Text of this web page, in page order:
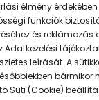
élmény
funkciók
és reklámozás
Adatkezelési
leírását. A
bármikor
Süti (Cookie)